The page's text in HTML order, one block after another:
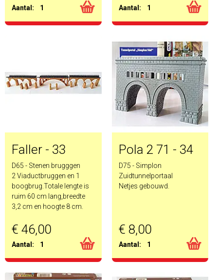
Aantal: 1 Aantal: 1
Faller - 33
D65 - Stenen brugggen
2 Viaductbruggen en 1
boogbrug.Totale lengte is
ruim 60 cm lang,breedte
3,2 cm en hoogte 8 cm.
€ 46,00
Aantal: 1
Pola 2 71 - 34
D75 - Simplon
Zuidtunnelportaal
Netjes gebouwd.
€ 8,00
Aantal: 1